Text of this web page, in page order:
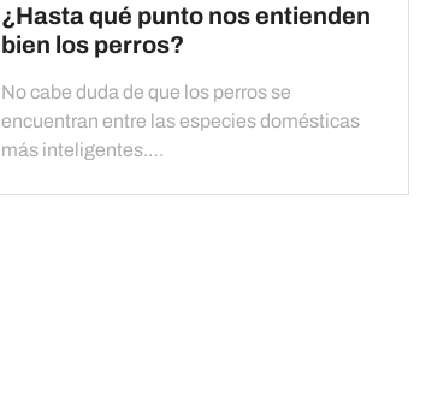
¿Hasta qué punto nos entienden
bien los perros?
No cabe duda de que los perros se
encuentran entre las especies domésticas
más inteligentes.…